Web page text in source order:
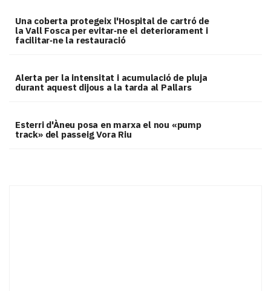
Una coberta protegeix l'Hospital de cartró de
la Vall Fosca per evitar‑ne el deteriorament i
facilitar‑ne la restauració
Alerta per la intensitat i acumulació de pluja
durant aquest dijous a la tarda al Pallars
Esterri d'Àneu posa en marxa el nou «pump
track» del passeig Vora Riu